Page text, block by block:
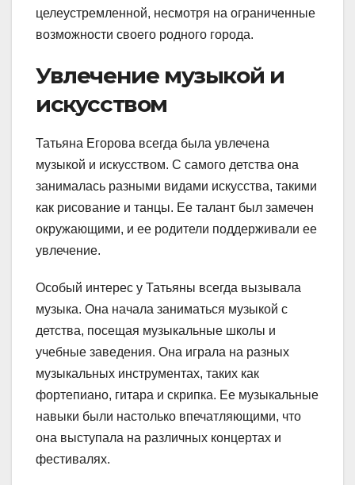
целеустремленной, несмотря на ограниченные
возможности своего родного города.
Увлечение музыкой и
искусством
Татьяна Егорова всегда была увлечена
музыкой и искусством. С самого детства она
занималась разными видами искусства, такими
как рисование и танцы. Ее талант был замечен
окружающими, и ее родители поддерживали ее
увлечение.
Особый интерес у Татьяны всегда вызывала
музыка. Она начала заниматься музыкой с
детства, посещая музыкальные школы и
учебные заведения. Она играла на разных
музыкальных инструментах, таких как
фортепиано, гитара и скрипка. Ее музыкальные
навыки были настолько впечатляющими, что
она выступала на различных концертах и
фестивалях.